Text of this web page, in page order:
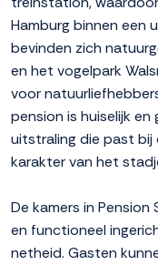
Hamburg binnen een
bevinden zich
en het vogelpark
voor
pension is huiselijk
uitstraling die past bij
karakter van het
De kamers in
en functioneel
netheid. Gasten